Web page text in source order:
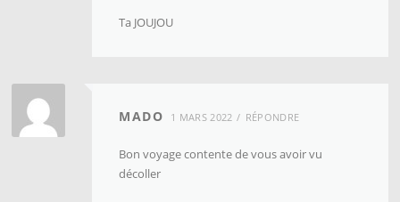
Ta JOUJOU
MADO 1 MARS 2022 RÉPONDRE
Bon voyage contente de vous avoir vu
décoller